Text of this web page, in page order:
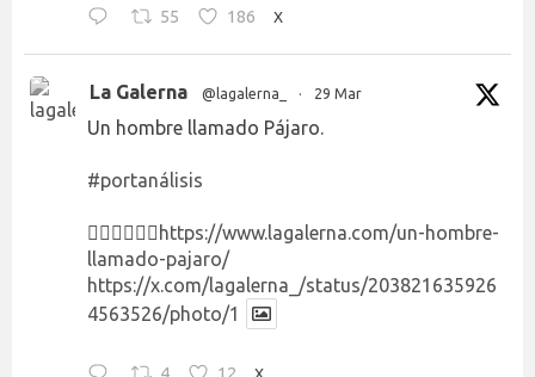
55 186 X
La Galerna @lagalerna_ · 29 Mar
Un hombre llamado Pájaro.
#portanálisis
👉🏻👉🏻👉🏻 https://www.lagalerna.com/un-hombre-
llamado-pajaro/
https://x.com/lagalerna_/status/203821635926
4563526/photo/1
X